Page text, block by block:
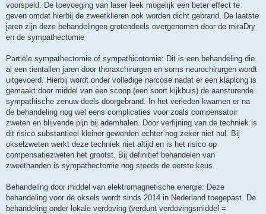
voorspeld. De toevoeging van laser leek mogelijk een beter effect te
geven omdat hierbij de zweetklieren ook worden dicht gebrand. De laatste
jaren zijn deze behandelingen grotendeels overgenomen door de miraDry
en de sympathectomie
Partiële sympathectomie of sympathicotomie: Dit is een behandeling die
al een tientallen jaren door thoraxchirurgen en soms neurochirurgen wordt
uitgevoerd. Hierbij wordt onder volledige narcose nadat er een klaplong is
gemaakt door middel van een scoop (een soort kijkbuis) de aansturende
sympathische zenuw deels doorgebrand. In het verleden kwamen er na
de behandeling nog wel eens complicaties voor zoals compensatoir
zweten en blijvende pijn bij ademhalen. Door verfijning van de techniek is
dit risico substantieel kleiner geworden echter nog zeker niet nul. Bij
okselzweten werkt deze techniek niet altijd en is het risico op
compensatiezweten het grootst. Bij definitief behandelen van
zweethanden is sympathectomie nog steeds de eerste keus.
Behandeling door middel van elektromagnetische energie: Deze
behandeling voor de oksels wordt sinds 2014 in Nederland toegepast. De
behandeling onder lokale verdoving (verdunt verdovingsmiddel =